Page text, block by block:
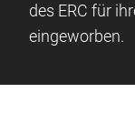
des ERC für
eingeworben.